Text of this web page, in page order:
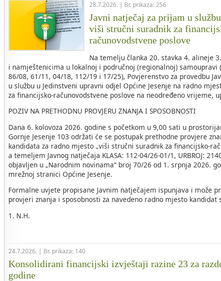
28.7.2026. | Br. prikaza: 256
Javni natječaj za prijam u
viši stručni suradnik za
računovodstvene poslove
Na temelju članka 20. stavka 4. alineje
i namještenicima u lokalnoj i područnoj (regionalnoj) samoupravi
86/08, 61/11, 04/18, 112/19 i 17/25), Povjerenstvo za provedbu
u službu u Jedinstveni upravni odjel Općine Jesenje na radno
za financijsko-računovodstvene poslove na neodređeno vrijeme,
POZIV NA PRETHODNU PROVJERU ZNANJA I SPOSOBNOSTI
Dana 6. kolovoza 2026. godine s početkom u 9,00 sati u
Gornje Jesenje 103 održati će se postupak prethodne provjere
kandidata za radno mjesto „viši stručni suradnik za financijsko-
a temeljem Javnog natječaja KLASA: 112-04/26-01/1, URBROJ:
objavljen u „Narodnim novinama“ broj 70/26 od 1. srpnja 2026.
mrežnoj stranici Općine Jesenje.
Formalne uvjete propisane Javnim natječajem ispunjava i može
provjeri znanja i sposobnosti za navedeno radno mjesto
1. N.H.
24.7.2026. | Br. prikaza: 140
Konsolidirani financijski izvještaji razine 23 za
godine